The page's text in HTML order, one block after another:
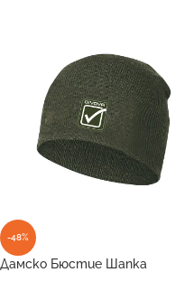
-48%
Дамско Бюстие Шапка